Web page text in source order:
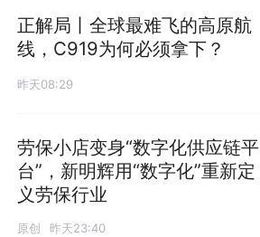
正解局丨全球最难飞的高原航
线，C919为何必须拿下？
昨天08:29
劳保小店变身“数字化供应链平
台”，新明辉用“数字化”重新定
义劳保行业
原创 昨天23:40